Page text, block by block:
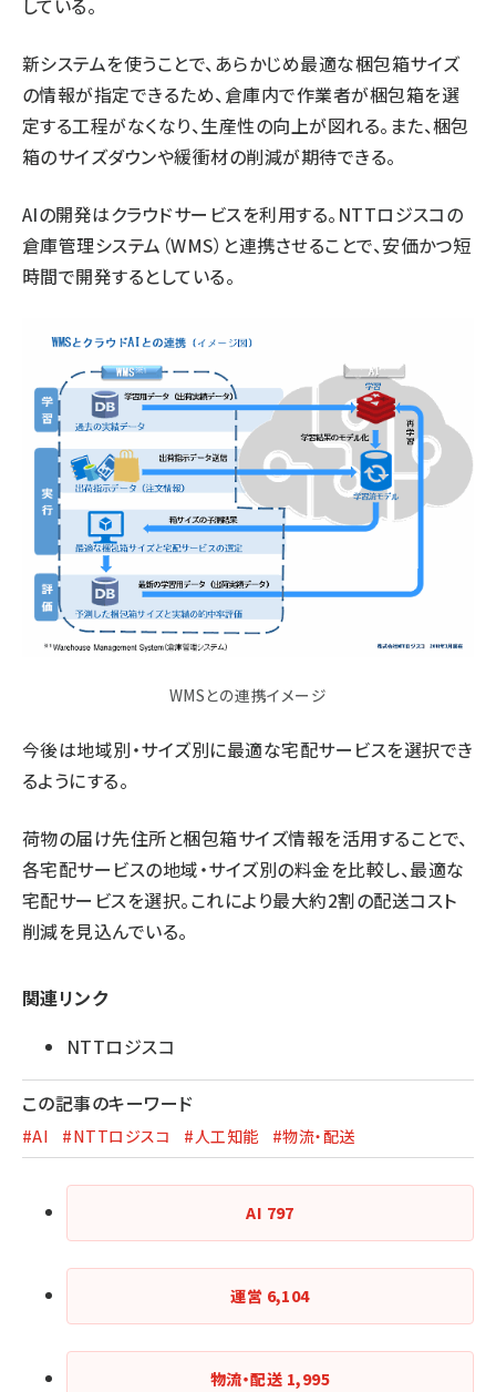
している。
新システムを使うことで、あらかじめ最適な梱包箱サイズ
の情報が指定できるため、倉庫内で作業者が梱包箱を選
定する工程がなくなり、生産性の向上が図れる。また、梱包
箱のサイズダウンや緩衝材の削減が期待できる。
AIの開発はクラウドサービスを利用する。NTTロジスコの
倉庫管理システム（WMS）と連携させることで、安価かつ短
時間で開発するとしている。
WMSとの連携イメージ
今後は地域別・サイズ別に最適な宅配サービスを選択でき
るようにする。
荷物の届け先住所と梱包箱サイズ情報を活用することで、
各宅配サービスの地域・サイズ別の料金を比較し、最適な
宅配サービスを選択。これにより最大約2割の配送コスト
削減を見込んでいる。
関連リンク
NTTロジスコ
この記事のキーワード
#AI #NTTロジスコ #人工知能 #物流・配送
AI 797
運営 6,104
物流・配送 1,995